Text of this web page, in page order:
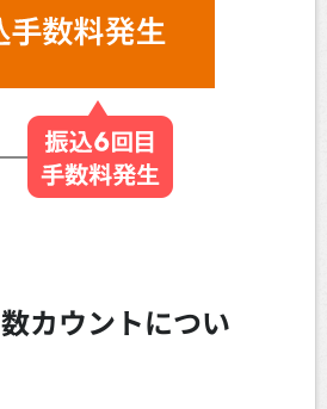
カウントについ